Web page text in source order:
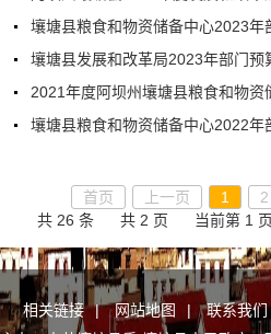
壤塘县粮食和物资储备中心2023年
壤塘县发展和改革局2023年部门预
壤塘县粮食和物资储备中心2022年
首页 上一页 1 2
共 26 条
共 2 页 当前第 1 页
相关链接 | 网站地图 | 联系我们